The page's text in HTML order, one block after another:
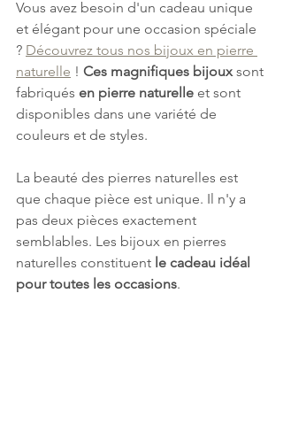
Vous avez besoin d'un cadeau unique
et élégant pour une occasion spéciale
? Découvrez tous nos bijoux en pierre
naturelle ! Ces magnifiques bijoux sont
fabriqués en pierre naturelle et sont
disponibles dans une variété de
couleurs et de styles.
La beauté des pierres naturelles est
que chaque pièce est unique. Il n'y a
pas deux pièces exactement
semblables. Les bijoux en pierres
naturelles constituent le cadeau idéal
pour toutes les occasions.